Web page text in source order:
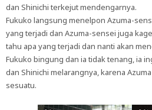
dan Shinichi terkejut mendengarnya.
Fukuko langsung menelpon Azuma-
yang terjadi dan Azuma-sensei juga
tahu apa yang terjadi dan nanti akan
Fukuko bingung dan ia tidak tenang, ia
dan Shinichi melarangnya, karena
sesuatu.